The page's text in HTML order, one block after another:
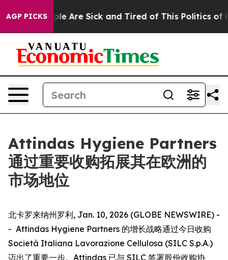
AGP PICKS
“People Are Sick and Tired of This Politics of
Attindas Hygiene Partners
通过重要收购拓展其在欧洲的
市场地位
北卡罗来纳州罗利, Jan. 10, 2026 (GLOBE NEWSWIRE) -
- Attindas Hygiene Partners 的增长战略通过今日收购
Società Italiana Lavorazione Cellulosa (SILC S.p.A.)
迈出了重要一步。Attindas 已与 SILC 签署股份收购协